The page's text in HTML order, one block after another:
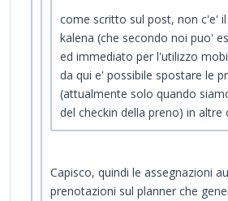
come scritto sul post, non c'e'
kalena (che secondo noi puo'
ed immediato per l'utilizzo
da qui e' possibile spostare le
(attualmente solo quando
del checkin della preno) in altre
Capisco, quindi le assegnazioni
prenotazioni sul planner che